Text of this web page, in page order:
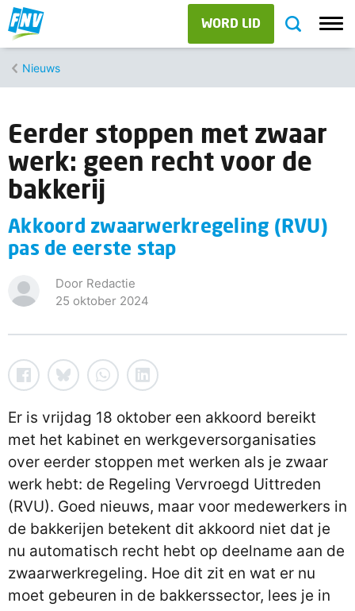
WORD LID
Nieuws
Eerder stoppen met zwaar
werk: geen recht voor de
bakkerij
Akkoord zwaarwerkregeling (RVU)
pas de eerste stap
Door Redactie
25 oktober 2024
Er is vrijdag 18 oktober een akkoord bereikt
met het kabinet en werkgeversorganisaties
over eerder stoppen met werken als je zwaar
werk hebt: de Regeling Vervroegd Uittreden
(RVU). Goed nieuws, maar voor medewerkers in
de bakkerijen betekent dit akkoord niet dat je
nu automatisch recht hebt op deelname aan de
zwaarwerkregeling. Hoe dit zit en wat er nu
moet gebeuren in de bakkerssector, lees je in